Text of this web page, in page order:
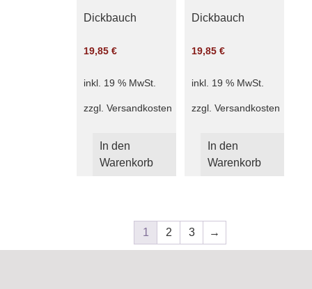
Dickbauch
19,85 €
inkl. 19 % MwSt.
zzgl. Versandkosten
In den
Warenkorb
Dickbauch
19,85 €
inkl. 19 % MwSt.
zzgl. Versandkosten
In den
Warenkorb
1 2 3 →